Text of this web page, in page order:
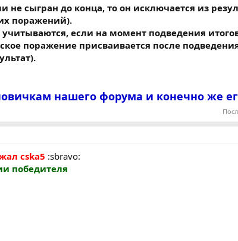
не сыгран до конца, то он исключается из
поражений).
если на момент подведения
поражение присваивается после
нашего форума и конечно же
cska5 :sbravo:
победителя